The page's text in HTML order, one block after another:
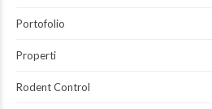
Portofolio
Properti
Rodent Control